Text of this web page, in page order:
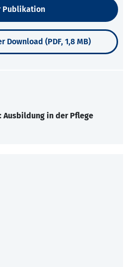
Publikation
Download (PDF, 1,8 MB)
Ausbildung in der Pflege